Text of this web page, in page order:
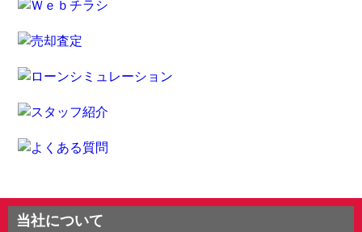
当社について